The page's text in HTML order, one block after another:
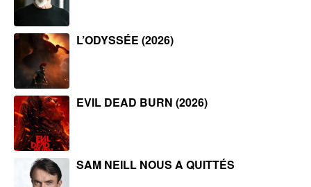
L’ODYSSÉE (2026)
EVIL DEAD BURN (2026)
SAM NEILL NOUS A QUITTÉS